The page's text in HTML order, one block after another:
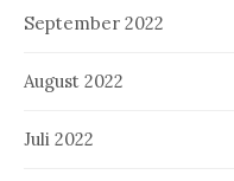
September 2022
August 2022
Juli 2022